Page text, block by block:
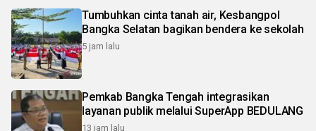
Tumbuhkan cinta tanah air, Kesbangpol
Bangka Selatan bagikan bendera ke sekolah
5 jam lalu
Pemkab Bangka Tengah integrasikan
layanan publik melalui SuperApp BEDULANG
13 jam lalu